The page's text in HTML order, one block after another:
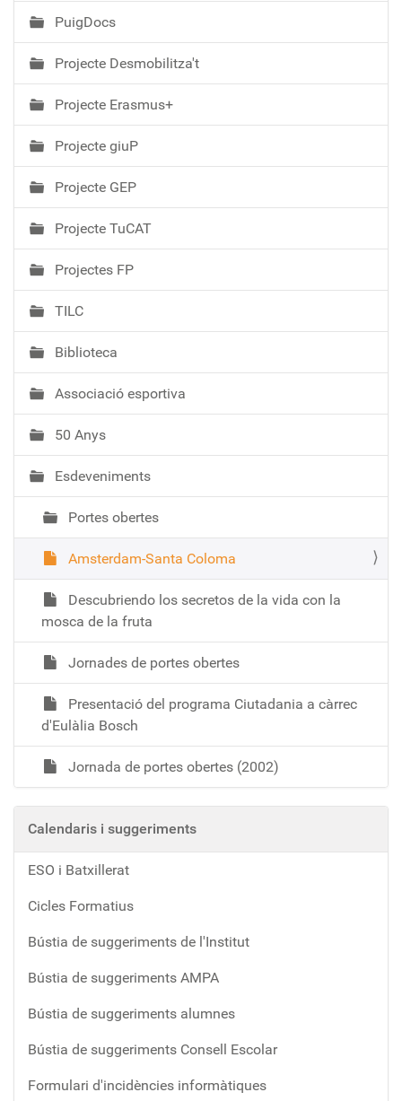
PuigDocs
Projecte Desmobilitza't
Projecte Erasmus+
Projecte giuP
Projecte GEP
Projecte TuCAT
Projectes FP
TILC
Biblioteca
Associació esportiva
50 Anys
Esdeveniments
Portes obertes
Amsterdam-Santa Coloma
Descubriendo los secretos de la vida con la
mosca de la fruta
Jornades de portes obertes
Presentació del programa Ciutadania a càrrec
d'Eulàlia Bosch
Jornada de portes obertes (2002)
Calendaris i suggeriments
ESO i Batxillerat
Cicles Formatius
Bústia de suggeriments de l'Institut
Bústia de suggeriments AMPA
Bústia de suggeriments alumnes
Bústia de suggeriments Consell Escolar
Formulari d'incidències informàtiques